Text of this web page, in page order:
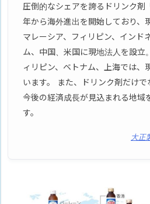
圧倒的なシェアを誇るドリンク剤
年から海外進出を開始しており、
マレーシア、フィリピン、インド
ム、中国、米国に現地法人を設立
ィリピン、ベトナム、上海では、
います。 また、ドリンク剤だけで
今後の経済成長が見込まれる地域
す。
大正